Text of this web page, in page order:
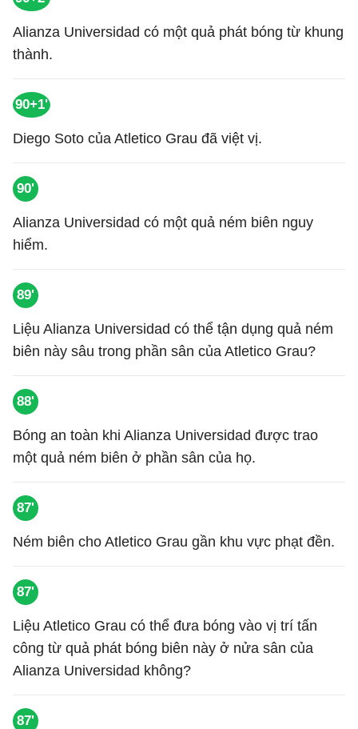
Alianza Universidad có một quả phát bóng từ khung
thành.
90+1'
Diego Soto của Atletico Grau đã việt vị.
90'
Alianza Universidad có một quả ném biên nguy
hiểm.
89'
Liệu Alianza Universidad có thể tận dụng quả ném
biên này sâu trong phần sân của Atletico Grau?
88'
Bóng an toàn khi Alianza Universidad được trao
một quả ném biên ở phần sân của họ.
87'
Ném biên cho Atletico Grau gần khu vực phạt đền.
87'
Liệu Atletico Grau có thể đưa bóng vào vị trí tấn
công từ quả phát bóng biên này ở nửa sân của
Alianza Universidad không?
87'